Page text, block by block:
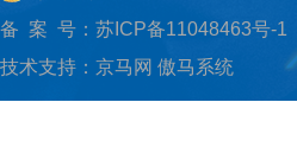
备 案 号： 苏ICP备11048463号-1
技术支持： 京马网 傲马系统